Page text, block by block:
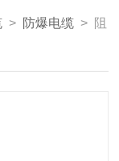
> 防爆电缆 > 阻